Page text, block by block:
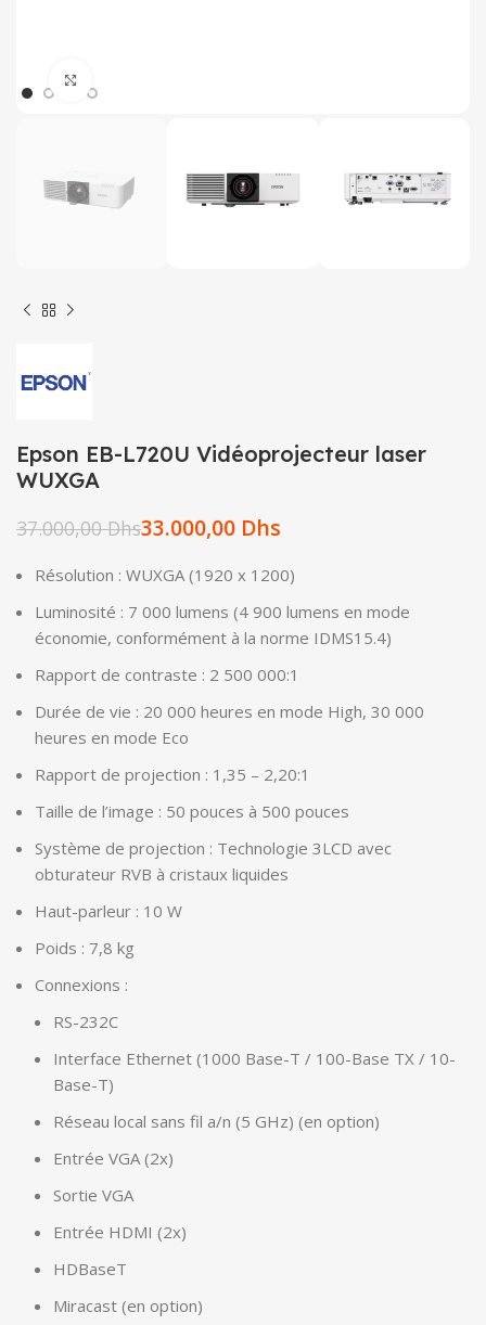
Epson EB-L720U Vidéoprojecteur laser
WUXGA
37.000,00Dhs33.000,00 Dhs
Résolution : WUXGA (1920 x 1200)
Luminosité : 7 000 lumens (4 900 lumens en mode
économie, conformément à la norme IDMS15.4)
Rapport de contraste : 2 500 000:1
Durée de vie : 20 000 heures en mode High, 30 000
heures en mode Eco
Rapport de projection : 1,35 – 2,20:1
Taille de l’image : 50 pouces à 500 pouces
Système de projection : Technologie 3LCD avec
obturateur RVB à cristaux liquides
Haut-parleur : 10 W
Poids : 7,8 kg
Connexions :
RS-232C
Interface Ethernet (1000 Base-T / 100-Base TX / 10-
Base-T)
Réseau local sans fil a/n (5 GHz) (en option)
Entrée VGA (2x)
Sortie VGA
Entrée HDMI (2x)
HDBaseT
Miracast (en option)